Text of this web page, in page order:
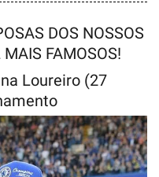
DOS NOSSOS
MAIS FAMOSOS!
Loureiro (27